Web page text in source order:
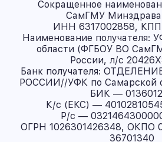
Сокращенное
СамГМУ Минздрава
ИНН 6317002858, КПП
Наименование получателя:
области (ФГБОУ ВО
России, л/с
Банк получателя:
РОССИИ//УФК по Самарской
БИК —
К/с (ЕКС) —
Р/с —
ОГРН 1026301426348, ОКПО
36701340